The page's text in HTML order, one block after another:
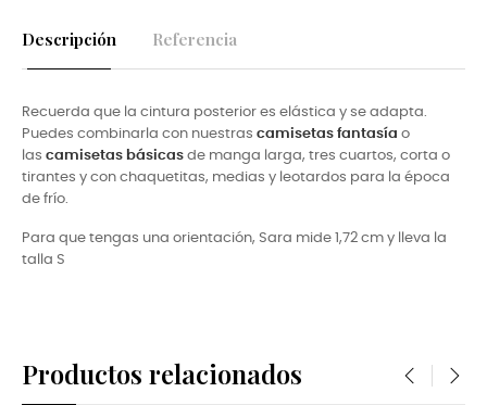
Descripción Referencia
Recuerda que la cintura posterior es elástica y se adapta.
Puedes combinarla con nuestras camisetas fantasía o
las camisetas básicas de manga larga, tres cuartos, corta o
tirantes y con chaquetitas, medias y leotardos para la época
de frío.
Para que tengas una orientación, Sara mide 1,72 cm y lleva la
talla S
Productos relacionados